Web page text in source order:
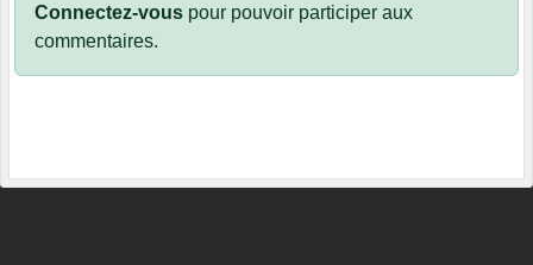
Connectez-vous pour pouvoir participer aux
commentaires.